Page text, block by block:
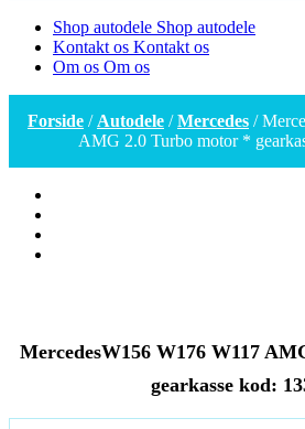
Shop autodele Shop autodele
Kontakt os Kontakt os
Om os Om os
Forside / Autodele /Mercedes /
AMG 2.0 Turbo motor *
MercedesW156 W176 W117
gearkasse kod: